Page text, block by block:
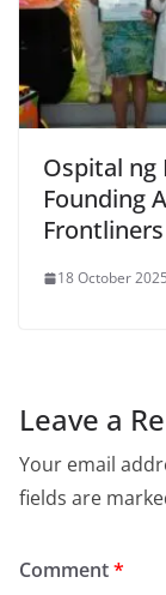
Ospital ng
Founding
Frontliners
18 October 2025
Leave a
Your email
fields are
Comment*